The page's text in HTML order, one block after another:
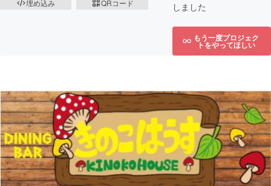
埋め込み
QRコード
しました
もう一度プロジェク
トをやってほしい